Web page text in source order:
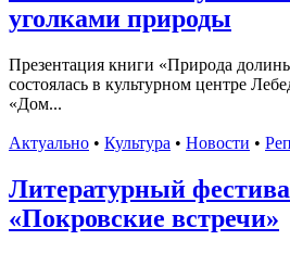
уголками природы
Презентация книги «Природа
состоялась в культурном центре
«Дом...
Актуально • Культура • Новости •
Литературный
«Покровские встречи»